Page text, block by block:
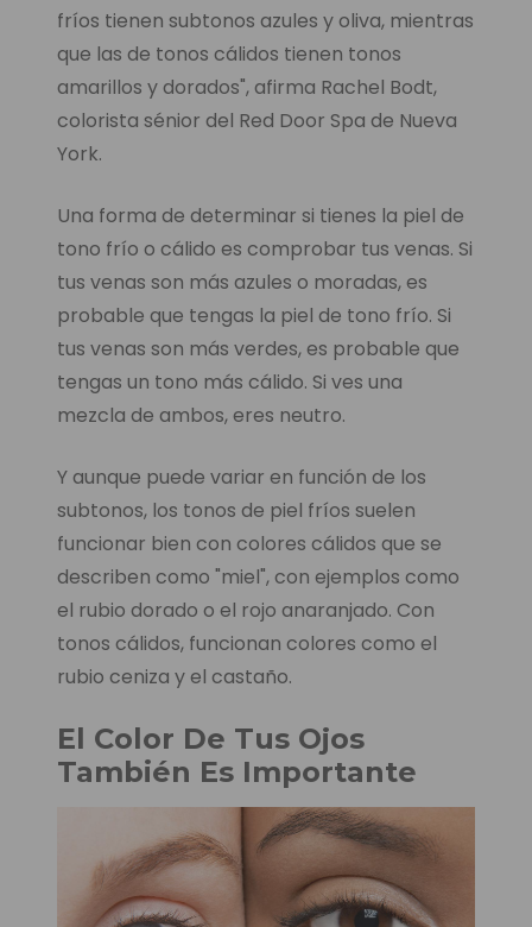
fríos tienen subtonos azules y oliva, mientras
que las de tonos cálidos tienen tonos
amarillos y dorados", afirma Rachel Bodt,
colorista sénior del Red Door Spa de Nueva
York.
Una forma de determinar si tienes la piel de
tono frío o cálido es comprobar tus venas. Si
tus venas son más azules o moradas, es
probable que tengas la piel de tono frío. Si
tus venas son más verdes, es probable que
tengas un tono más cálido. Si ves una
mezcla de ambos, eres neutro.
Y aunque puede variar en función de los
subtonos, los tonos de piel fríos suelen
funcionar bien con colores cálidos que se
describen como "miel", con ejemplos como
el rubio dorado o el rojo anaranjado. Con
tonos cálidos, funcionan colores como el
rubio ceniza y el castaño.
El Color De Tus Ojos
También Es Importante